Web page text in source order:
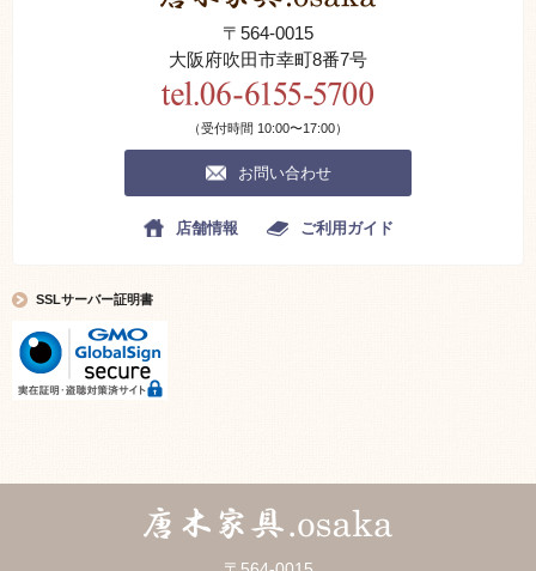
〒564-0015
大阪府吹田市幸町8番7号
（受付時間 10:00〜17:00）
お問い合わせ
店舗情報 ご利用ガイド
SSLサーバー証明書